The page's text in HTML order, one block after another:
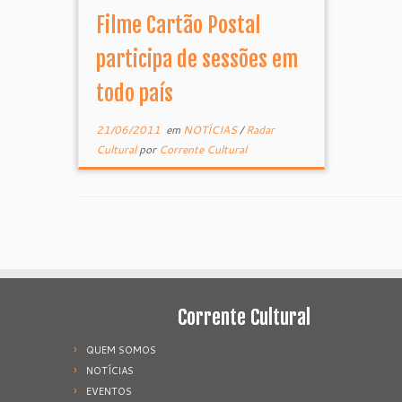
Filme Cartão Postal
participa de sessões em
todo país
21/06/2011 em NOTÍCIAS/Radar
Culturalpor Corrente Cultural
Corrente Cultural
QUEM SOMOS
NOTÍCIAS
EVENTOS